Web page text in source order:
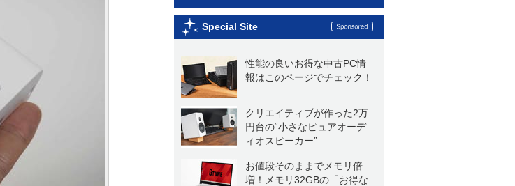
Special Site
性能の良いお得な中古PC情
報はこのページでチェック！
クリエイティブが作った2万
円台の“小さなピュアオーデ
ィオスピーカー”
お値段そのままでメモリ倍
増！メモリ32GBの「お得な